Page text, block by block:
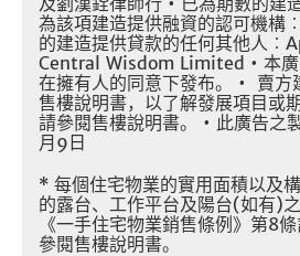
為該項建造提供融資的認可機構
的建造提供貸款的任何其他人︰
Central Wisdom Limited • 本
在擁有人的同意下發布。
• 賣方
售樓說明書，以了解發展項目或
請參閱售樓說明書。
• 此廣告之
月 9 日
* 每個住宅物業的實用面積以及
的露台、工作平台及陽台(如有)
《一手住宅物業銷售條例》第8
參閱售樓說明書。